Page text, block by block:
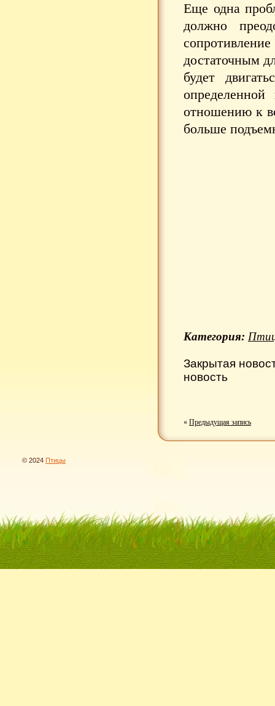
Еще одна
должно
достаточным
будет
отношению к
больше
Категория:
Закрытая
новость
« Предыдущая запись
© 2024 Птицы